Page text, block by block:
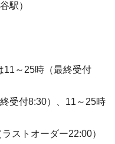
駅）
11～25時（最終受付
受付8:30）、11～25時
ストオーダー22:00）